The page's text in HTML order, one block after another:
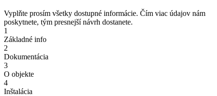
Vyplňte prosím všetky dostupné informácie. Čím viac údajov nám
poskytnete, tým presnejší návrh dostanete.
1
Základné info
2
Dokumentácia
3
O objekte
4
Inštalácia